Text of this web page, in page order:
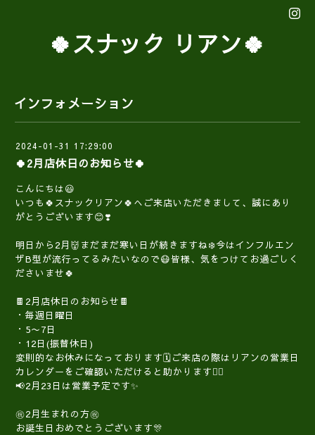
🍀スナック リアン🍀
インフォメーション
2024-01-31 17:29:00
🍀2月店休日のお知らせ🍀
こんにちは😃
いつも🍀スナックリアン🍀へご来店いただきまして、誠にあり
がとうございます😊❣️
明日から2月👹まだまだ寒い日が続きますね❄️今はインフルエン
ザB型が流行ってるみたいなので😷皆様、気をつけてお過ごしく
ださいませ🍀
🍫2月店休日のお知らせ🍫
・毎週日曜日
・5〜7日
・12日(振替休日)
変則的なお休みになっております🗓️ご来店の際はリアンの営業日
カレンダーをご確認いただけると助かります🙇‍♀️
📢2月23日は営業予定です✨
㊗️2月生まれの方㊗️
お誕生日おめでとうございます🎊